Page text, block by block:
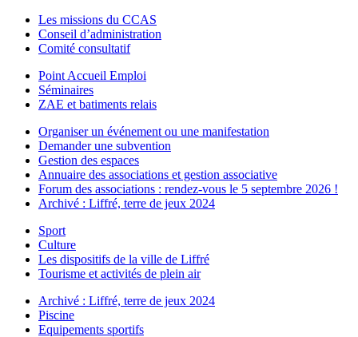
Les missions du CCAS
Conseil d’administration
Comité consultatif
Point Accueil Emploi
Séminaires
ZAE et batiments relais
Organiser un événement ou une manifestation
Demander une subvention
Gestion des espaces
Annuaire des associations et gestion associative
Forum des associations : rendez-vous le 5 septembre 2026 !
Archivé : Liffré, terre de jeux 2024
Sport
Culture
Les dispositifs de la ville de Liffré
Tourisme et activités de plein air
Archivé : Liffré, terre de jeux 2024
Piscine
Equipements sportifs